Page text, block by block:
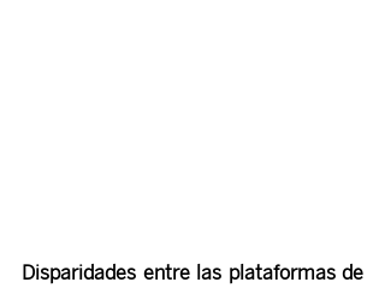
Disparidades entre las plataformas de